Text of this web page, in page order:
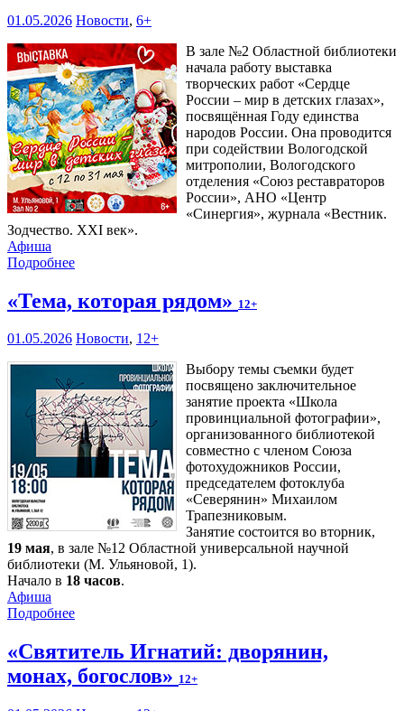
01.05.2026 Новости, 6+
В зале №2 Областной библиотеки
начала работу выставка
творческих работ «Сердце
России – мир в детских глазах»,
посвящённая Году единства
народов России. Она проводится
при содействии Вологодской
митрополии, Вологодского
отделения «Союз реставраторов
России», АНО «Центр
«Синергия», журнала «Вестник.
Зодчество. XXI век».
Афиша
Подробнее
«Тема, которая рядом» 12+
01.05.2026 Новости, 12+
Выбору темы съемки будет
посвящено заключительное
занятие проекта «Школа
провинциальной фотографии»,
организованного библиотекой
совместно с членом Союза
фотохудожников России,
председателем фотоклуба
«Северянин» Михаилом
Трапезниковым.
Занятие состоится во вторник,
19 мая, в зале №12 Областной универсальной научной
библиотеки (М. Ульяновой, 1).
Начало в 18 часов.
Афиша
Подробнее
«Святитель Игнатий: дворянин,
монах, богослов» 12+